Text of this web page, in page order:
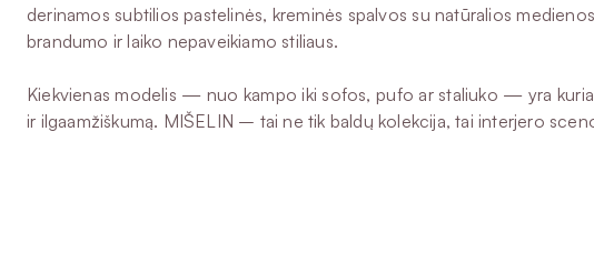
derinamos subtilios pastelinės, kreminės spalvos su natūralios
brandumo ir laiko nepaveikiamo stiliaus.
Kiekvienas modelis — nuo kampo iki sofos, pufo ar staliuko — yra
ir ilgaamžiškumą. MIŠELIN – tai ne tik baldų kolekcija, tai interjero